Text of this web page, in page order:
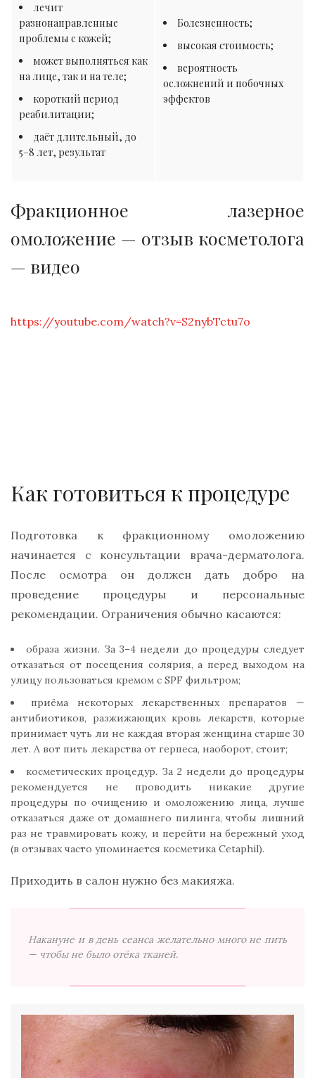
лечит
разнонаправленные
проблемы с кожей;
может выполняться как
на лице, так и на теле;
короткий период
реабилитации;
даёт длительный, до
5–8 лет, результат
Болезненность;
высокая стоимость;
вероятность
осложнений и побочных
эффектов
Фракционное лазерное
омоложение — отзыв косметолога
— видео
https://youtube.com/watch?v=S2nybTctu7o
Как готовиться к процедуре
Подготовка к фракционному омоложению
начинается с консультации врача-дерматолога.
После осмотра он должен дать добро на
проведение процедуры и персональные
рекомендации. Ограничения обычно касаются:
образа жизни. За 3–4 недели до процедуры следует
отказаться от посещения солярия, а перед выходом на
улицу пользоваться кремом с SPF фильтром;
приёма некоторых лекарственных препаратов —
антибиотиков, разжижающих кровь лекарств, которые
принимает чуть ли не каждая вторая женщина старше 30
лет. А вот пить лекарства от герпеса, наоборот, стоит;
косметических процедур. За 2 недели до процедуры
рекомендуется не проводить никакие другие
процедуры по очищению и омоложению лица, лучше
отказаться даже от домашнего пилинга, чтобы лишний
раз не травмировать кожу, и перейти на бережный уход
(в отзывах часто упоминается косметика Cetaphil).
Приходить в салон нужно без макияжа.
Накануне и в день сеанса желательно много не пить
— чтобы не было отёка тканей.